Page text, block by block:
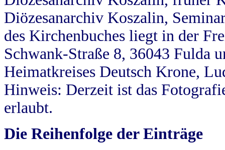
Diözesanarchiv Koszalin,
des Kirchenbuches liegt in der
Schwank-Straße 8, 36043 Fulda
Heimatkreises Deutsch Krone,
Hinweis: Derzeit ist das
erlaubt.
Die Reihenfolge der Einträge